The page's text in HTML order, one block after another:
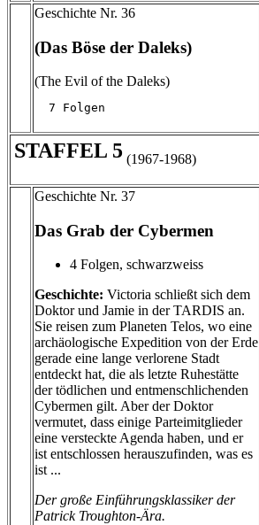
Geschichte Nr. 36
(Das Böse der Daleks)
(The Evil of the Daleks)
  7 Folgen
STAFFEL 5 (1967-1968)
Geschichte Nr. 37
Das Grab der Cybermen
4 Folgen, schwarzweiss
Geschichte: Victoria schließt sich dem
Doktor und Jamie in der TARDIS an.
Sie reisen zum Planeten Telos, wo eine
archäologische Expedition von der Erde
gerade eine lange verlorene Stadt
entdeckt hat, die als letzte Ruhestätte
der tödlichen und entmenschlichenden
Cybermen gilt. Aber der Doktor
vermutet, dass einige Parteimitglieder
eine versteckte Agenda haben, und er
ist entschlossen herauszufinden, was es
ist ...
Der große Einführungsklassiker der
Patrick Troughton-Ära.